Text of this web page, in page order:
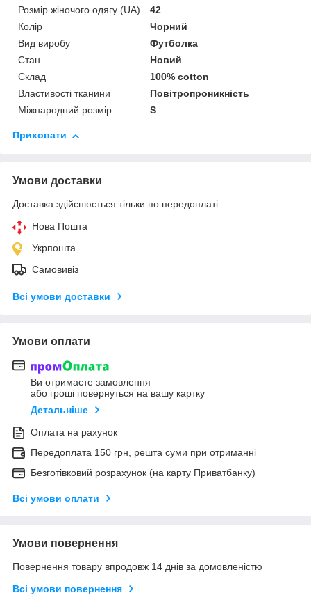
Розмір жіночого одягу (UA)
42
Колір
Чорний
Вид виробу
Футболка
Стан
Новий
Склад
100% cotton
Властивості тканини
Повітропроникність
Міжнародний розмір
S
Приховати
Умови доставки
Доставка здійснюється тільки по передоплаті.
Нова Пошта
Укрпошта
Самовивіз
Всі умови доставки
Умови оплати
Ви отримаєте замовлення
або гроші повернуться на вашу картку
Детальніше
Оплата на рахунок
Передоплата 150 грн, решта суми при отриманні
Безготівковий розрахунок (на карту Приватбанку)
Всі умови оплати
Умови повернення
Повернення товару впродовж 14 днів за домовленістю
Всі умови повернення